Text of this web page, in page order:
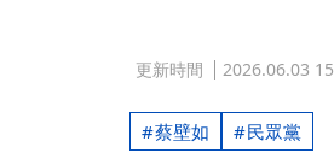
更新時間 2026.06.03
蔡壁如 民眾黨